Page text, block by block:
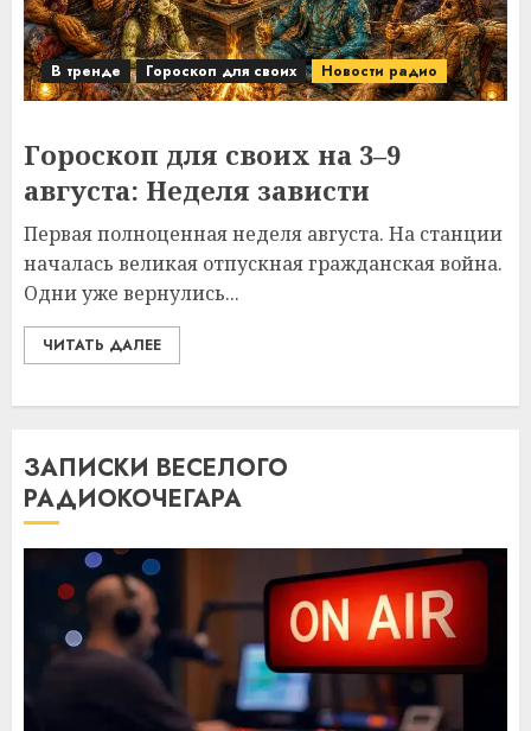
В тренде Гороскоп для своих Новости радио
Гороскоп для своих на 3–9
августа: Неделя зависти
Первая полноценная неделя августа. На станции
началась великая отпускная гражданская война.
Одни уже вернулись...
ЧИТАТЬ ДАЛЕЕ
ЗАПИСКИ ВЕСЕЛОГО
РАДИОКОЧЕГАРА